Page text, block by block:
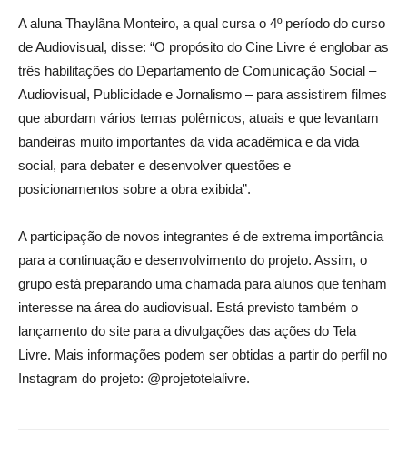
A aluna Thaylãna Monteiro, a qual cursa o 4º período do curso
de Audiovisual, disse: “O propósito do Cine Livre é englobar as
três habilitações do Departamento de Comunicação Social –
Audiovisual, Publicidade e Jornalismo – para assistirem filmes
que abordam vários temas polêmicos, atuais e que levantam
bandeiras muito importantes da vida acadêmica e da vida
social, para debater e desenvolver questões e
posicionamentos sobre a obra exibida”.
A participação de novos integrantes é de extrema importância
para a continuação e desenvolvimento do projeto. Assim, o
grupo está preparando uma chamada para alunos que tenham
interesse na área do audiovisual. Está previsto também o
lançamento do site para a divulgações das ações do Tela
Livre. Mais informações podem ser obtidas a partir do perfil no
Instagram do projeto: @projetotelalivre.